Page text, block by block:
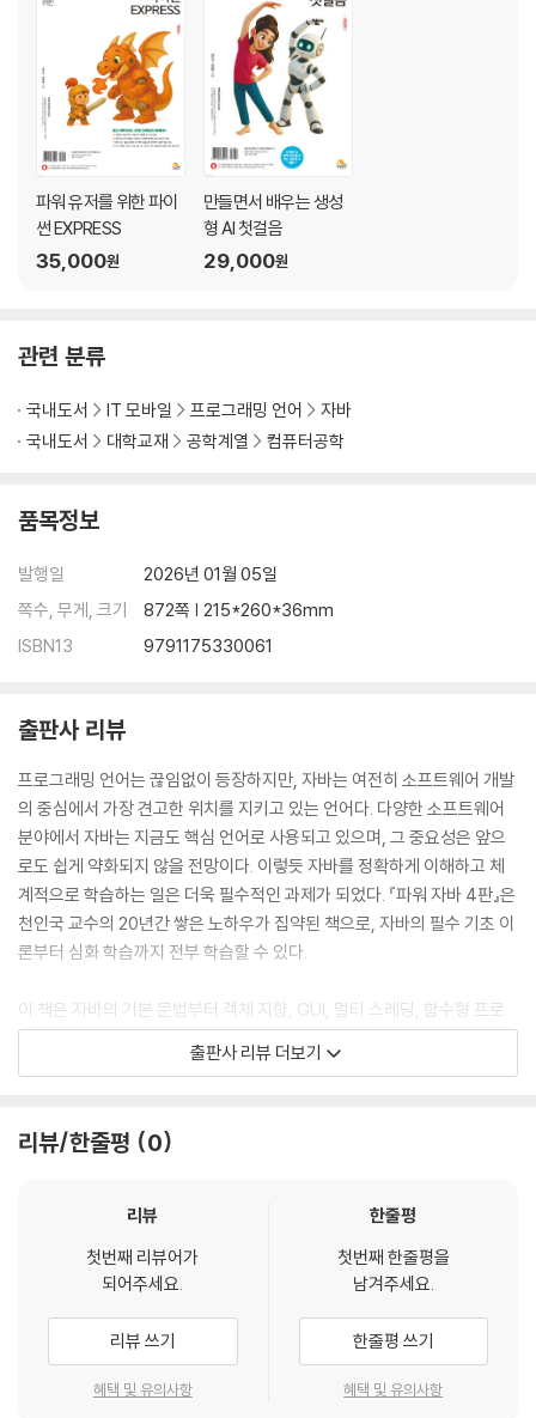
4.4 메소드 오버로딩
4.6 접근 제어
4.7 접근자와 설정자
4.8 무엇을 클래스로 만들어야 할까?
GUI LAB JFrame 객체 생성하기 #1
Mini Project 수행하기 1 클래스 후보 식별하기
Mini Project 수행하기 2 주사위 게임 만들기
Summary
5.1 객체의 생성과 소멸
5.4 객체 배열
Mini Project 수행하기 책 정보 저장
Summary
Exercises
CHAPTER 06 상속
6.1 상속의 개념
6.2 상속 선언
6.3 상속과 접근 지정자
6.4 상속과 생성자
6.5 메소드 오버라이딩
GUI LAB 그림 그리기
6.6 다형성
Mini Project 수행하기 1 텍스트 게임
Mini Project 수행하기 2 Card 클래스와 Deck 클래스 만들기
Summary
Programming Exercises
7.1 추상 클래스
7.2 인터페이스
7.4 디폴트 메소드와 정적 메소드
LAB List 인터페이스
7.5 중첩 클래스
파워 유저를 위한 파이
썬 EXPRESS
35,000원
만들면서 배우는 생성
형 AI 첫걸음
29,000원
관련 분류
국내도서 IT 모바일 프로그래밍 언어
자바
국내도서
대학교재 공학계열 컴퓨터공학
품목정보
발행일
2026년 01월 05일
쪽수, 무게, 크기
872쪽 | 215*260*36mm
ISBN13
9791175330061
출판사 리뷰
프로그래밍 언어는 끊임없이 등장하지만, 자바는 여전히 소프트웨어 개발
의 중심에서 가장 견고한 위치를 지키고 있는 언어다. 다양한 소프트웨어
분야에서 자바는 지금도 핵심 언어로 사용되고 있으며, 그 중요성은 앞으
로도 쉽게 약화되지 않을 전망이다. 이렇듯 자바를 정확하게 이해하고 체
계적으로 학습하는 일은 더욱 필수적인 과제가 되었다. 『파워 자바 4판』은
천인국 교수의 20년간 쌓은 노하우가 집약된 책으로, 자바의 필수 기초 이
론부터 심화 학습까지 전부 학습할 수 있다.
이 책은 자바의 기본 문법부터 객체 지향, GUI, 멀티 스레딩, 함수형 프로
그래밍에 이르기까지 폭넓은 내용을 다루며, 각 장마다 학습에 몰입할 수
있도록 다양한 예제, 도표, 실습 등을 제공한다. 또한 난이도를 세심하게 조
현하고 변형해보는 심화 학습을 제공하여, 실질적인 학습 효과를 기대할
기본 개념을 이해하는 데서 나아가, 실제 프로그램을 구현할 수 있는 능력
까지 탄탄하게 다질 수 있으리라 확신한다. 직접 학습해 보면 왜 그토록 많
은 지지와 인기를 받았는지 체감하게 될 것이다. 자바를 처음 접하는 초보
자부터 개발자로 도약하려는 학습자까지, 가장 좋은 출발점이 되어줄 것이
출판사 리뷰 더보기
리뷰/한줄평 0
리뷰
첫번째 리뷰어가
되어주세요.
리뷰 쓰기
혜택 및 유의사항
한줄평
첫번째 한줄평을
남겨주세요.
한줄평 쓰기
혜택 및 유의사항